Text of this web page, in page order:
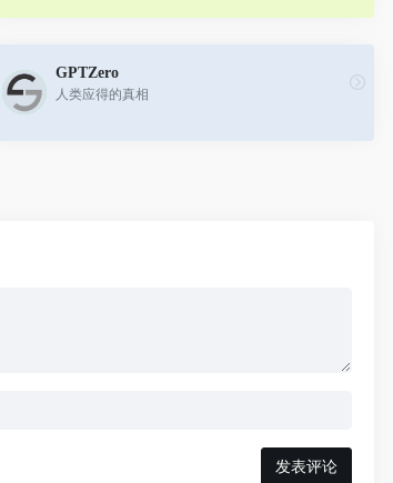
GPTZero
人类应得的真相
发表评论